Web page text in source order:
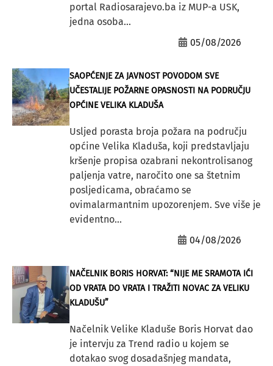
portal Radiosarajevo.ba iz MUP-a USK,
jedna osoba...
05/08/2026
SAOPĆENJE ZA JAVNOST POVODOM SVE
UČESTALIJE POŽARNE OPASNOSTI NA PODRUČJU
OPĆINE VELIKA KLADUŠA
Usljed porasta broja požara na području
općine Velika Kladuša, koji predstavljaju
kršenje propisa ozabrani nekontrolisanog
paljenja vatre, naročito one sa štetnim
posljedicama, obraćamo se
ovimalarmantnim upozorenjem. Sve više je
evidentno...
04/08/2026
NAČELNIK BORIS HORVAT: “NIJE ME SRAMOTA IĆI
OD VRATA DO VRATA I TRAŽITI NOVAC ZA VELIKU
KLADUŠU”
Načelnik Velike Kladuše Boris Horvat dao
je intervju za Trend radio u kojem se
dotakao svog dosadašnjeg mandata,